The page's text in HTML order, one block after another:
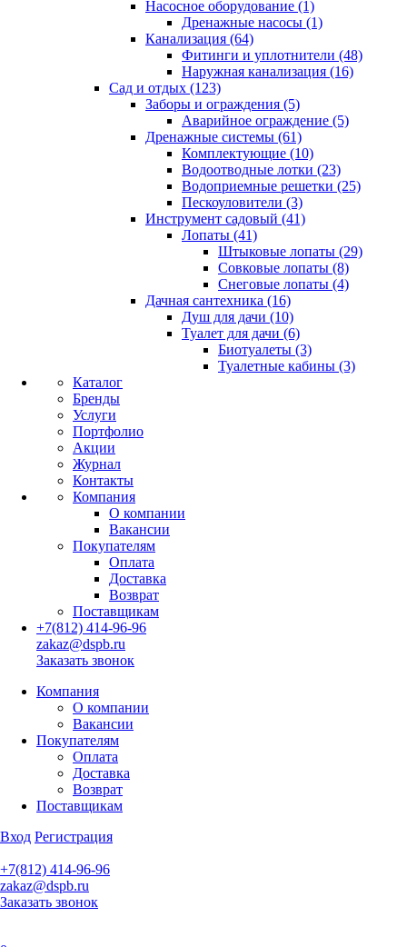
Насосное оборудование (1)
Дренажные насосы (1)
Канализация (64)
Фитинги и уплотнители (48)
Наружная канализация (16)
Сад и отдых (123)
Заборы и ограждения (5)
Аварийное ограждение (5)
Дренажные системы (61)
Комплектующие (10)
Водоотводные лотки (23)
Водоприемные решетки (25)
Пескоуловители (3)
Инструмент садовый (41)
Лопаты (41)
Штыковые лопаты (29)
Совковые лопаты (8)
Снеговые лопаты (4)
Дачная сантехника (16)
Душ для дачи (10)
Туалет для дачи (6)
Биотуалеты (3)
Туалетные кабины (3)
Каталог
Бренды
Услуги
Портфолио
Акции
Журнал
Контакты
Компания
О компании
Вакансии
Покупателям
Оплата
Доставка
Возврат
Поставщикам
+7(812) 414-96-96
zakaz@dspb.ru
Заказать звонок
Компания
О компании
Вакансии
Покупателям
Оплата
Доставка
Возврат
Поставщикам
Вход Регистрация
+7(812) 414-96-96
zakaz@dspb.ru
Заказать звонок